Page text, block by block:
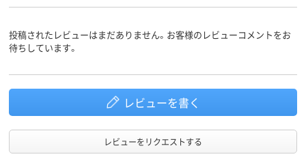
投稿されたレビューはまだありません。お客様のレビューコメントをお
待ちしています。
レビューを書く
レビューをリクエストする